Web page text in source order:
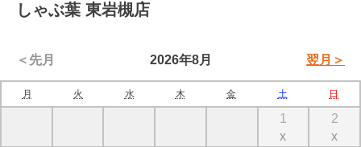
しゃぶ葉 東岩槻店
＜先月 2026年8月 翌月＞
月 火 水 木 金 土 日
1
x
2
x